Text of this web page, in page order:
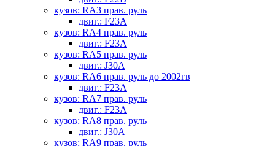
кузов: RA3 прав. руль
двиг.: F23A
кузов: RA4 прав. руль
двиг.: F23A
кузов: RA5 прав. руль
двиг.: J30A
кузов: RA6 прав. руль до 2002гв
двиг.: F23A
кузов: RA7 прав. руль
двиг.: F23A
кузов: RA8 прав. руль
двиг.: J30A
кузов: RA9 прав. руль